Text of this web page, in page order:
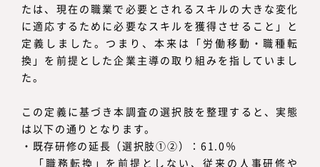
たは、現在の職業で必要とされるスキルの大きな変化
に適応するために必要なスキルを獲得させること」と
定義しました。つまり、本来は「労働移動・職種転
換」を前提とした企業主導の取り組みを指していまし
た。
この定義に基づき本調査の選択肢を整理すると、実態
は以下の通りとなります。
・既存研修の延長（選択肢①②）：61.0％
「職務転換」を前提としない、従来の人事研修や